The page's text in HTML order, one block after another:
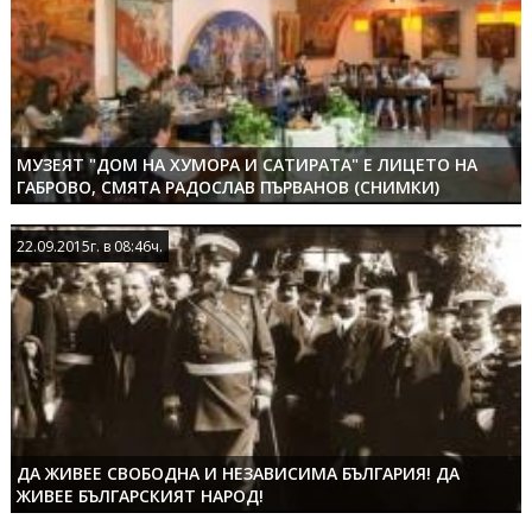
МУЗЕЯТ "ДОМ НА ХУМОРА И САТИРАТА" Е ЛИЦЕТО НА
ГАБРОВО, СМЯТА РАДОСЛАВ ПЪРВАНОВ (СНИМКИ)
ДА ЖИВЕЕ СВОБОДНА И НЕЗАВИСИМА БЪЛГАРИЯ! ДА
ЖИВЕЕ БЪЛГАРСКИЯТ НАРОД!
22.09.2015г. в 08:46ч.
22.09.2015г. в 08:46ч.